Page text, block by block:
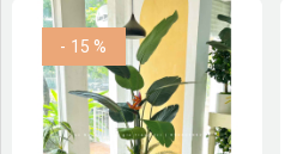
- 15 %